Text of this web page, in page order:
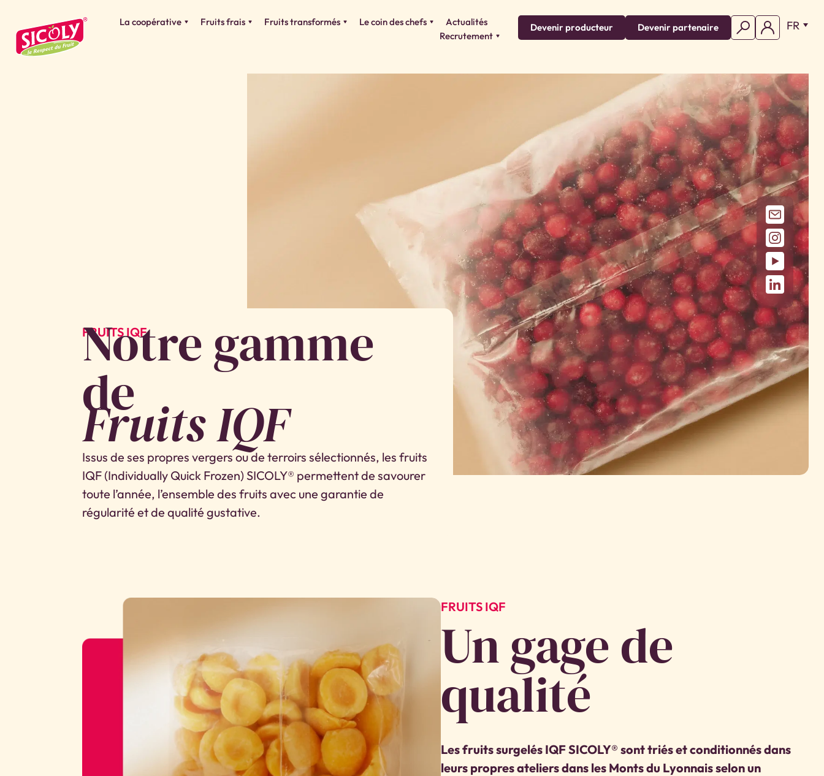
La coopérative Fruits frais Fruits transformés Le coin des chefs
Actualités
Recrutement
Devenir producteur Devenir partenaire FR
FRUITS IQF
Notre gamme
de
Fruits IQF
Issus de ses propres vergers ou de terroirs sélectionnés, les fruits
IQF (Individually Quick Frozen) SICOLY® permettent de savourer
toute l’année, l’ensemble des fruits avec une garantie de
régularité et de qualité gustative.
FRUITS IQF
Un gage de
qualité
Les fruits surgelés IQF SICOLY® sont triés et conditionnés dans
leurs propres ateliers dans les Monts du Lyonnais selon un